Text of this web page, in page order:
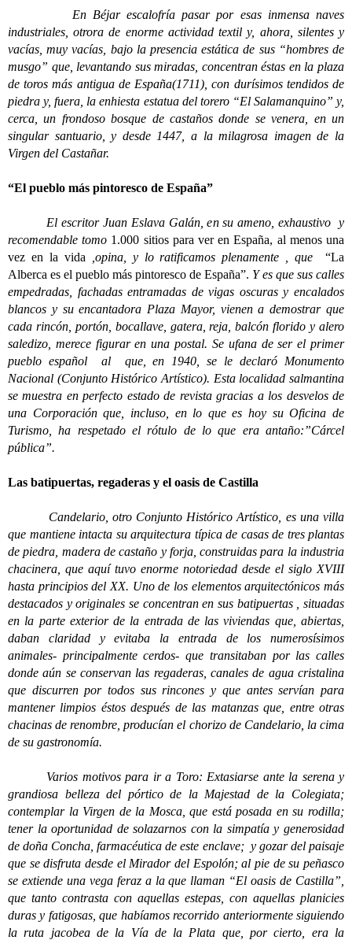
En Béjar escalofría pasar por esas inmensa naves
industriales, otrora de enorme actividad textil y, ahora, silentes y
vacías, muy vacías, bajo la presencia estática de sus “hombres de
musgo” que, levantando sus miradas, concentran éstas en la plaza
de toros más antigua de España(1711), con durísimos tendidos de
piedra y, fuera, la enhiesta estatua del torero “El Salamanquino” y,
cerca, un frondoso bosque de castaños donde se venera, en un
singular santuario, y desde 1447, a la milagrosa imagen de la
Virgen del Castañar.
“El pueblo más pintoresco de España”
El escritor Juan Eslava Galán, en su ameno, exhaustivo y
recomendable tomo 1.000 sitios para ver en España, al menos una
vez en la vida ,opina, y lo ratificamos plenamente , que “La
Alberca es el pueblo más pintoresco de España”. Y es que sus calles
empedradas, fachadas entramadas de vigas oscuras y encalados
blancos y su encantadora Plaza Mayor, vienen a demostrar que
cada rincón, portón, bocallave, gatera, reja, balcón florido y alero
saledizo, merece figurar en una postal. Se ufana de ser el primer
pueblo español al que, en 1940, se le declaró Monumento
Nacional (Conjunto Histórico Artístico). Esta localidad salmantina
se muestra en perfecto estado de revista gracias a los desvelos de
una Corporación que, incluso, en lo que es hoy su Oficina de
Turismo, ha respetado el rótulo de lo que era antaño:”Cárcel
pública”.
Las batipuertas, regaderas y el oasis de Castilla
Candelario, otro Conjunto Histórico Artístico, es una villa
que mantiene intacta su arquitectura típica de casas de tres plantas
de piedra, madera de castaño y forja, construidas para la industria
chacinera, que aquí tuvo enorme notoriedad desde el siglo XVIII
hasta principios del XX. Uno de los elementos arquitectónicos más
destacados y originales se concentran en sus batipuertas , situadas
en la parte exterior de la entrada de las viviendas que, abiertas,
daban claridad y evitaba la entrada de los numerosísimos
animales- principalmente cerdos- que transitaban por las calles
donde aún se conservan las regaderas, canales de agua cristalina
que discurren por todos sus rincones y que antes servían para
mantener limpios éstos después de las matanzas que, entre otras
chacinas de renombre, producían el chorizo de Candelario, la cima
de su gastronomía.
Varios motivos para ir a Toro: Extasiarse ante la serena y
grandiosa belleza del pórtico de la Majestad de la Colegiata;
contemplar la Virgen de la Mosca, que está posada en su rodilla;
tener la oportunidad de solazarnos con la simpatía y generosidad
de doña Concha, farmacéutica de este enclave; y gozar del paisaje
que se disfruta desde el Mirador del Espolón; al pie de su peñasco
se extiende una vega feraz a la que llaman “El oasis de Castilla”,
que tanto contrasta con aquellas estepas, con aquellas planicies
duras y fatigosas, que habíamos recorrido anteriormente siguiendo
la ruta jacobea de la Vía de la Plata que, por cierto, era la